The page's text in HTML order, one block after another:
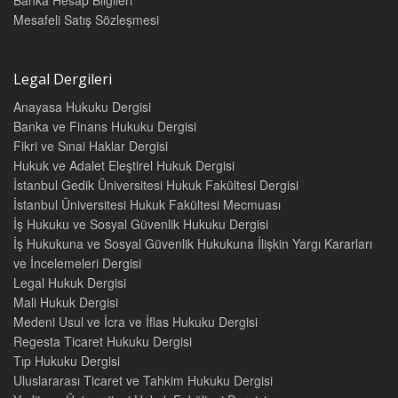
D. Değerlendirme 51
1. Belirli Bir Hareket Tarzına (Girişim, Teşebbüs) Yöneltmek
Kavramı 53
2. Garanti Alanın Hareket Tarzı
3. Garanti Alanı Sevk ve Teşvik Etme Amacı
B. Garanti Alanın Yöneltilmiş Olduğu Hareket Tarzı Nedeniyle
Ortaya Çıkacak Riski Üstlenmesi Unsuru 58
1. Risk (Riziko, Tehlike) Kavramı ve Kapsamı 58
2. Riskin Belirli ya da Belirlenebilir Olması 62
3. Kaza ve Beklenmeyen Haller ile İlliyet Bağını Kesen Haller
4. Riskin Sonradan Artması (Ağırlaşması) 68
C. Asıl Sözleşmeden Bağımsız Yükümlülük Altına Girilmesi
Unsuru 70
1. Bağımsızlığın Bir Sonucu Olarak Asıl Sözleşmeden Doğan Def’i
ve İtirazların İleri Sürülememesi 75
2. Bağlı (Murtabıt) Garanti Sözleşmeleri 77
D. İvaz Unsuru 79
VI. GARANTİ SÖZLEŞMESİNİN GEÇERLİLİK KOŞULLARI
A. Genel Olarak
83
B. Hukuki İşlem Ehliyeti 84
Mesafeli Satış Sözleşmesi
Legal Dergileri
Anayasa Hukuku Dergisi
Banka ve Finans Hukuku Dergisi
Fikri ve Sınai Haklar Dergisi
Hukuk ve Adalet Eleştirel Hukuk Dergisi
İstanbul Gedik Üniversitesi Hukuk Fakültesi Dergisi
İstanbul Üniversitesi Hukuk Fakültesi Mecmuası
İş Hukuku ve Sosyal Güvenlik Hukuku Dergisi
İş Hukukuna ve Sosyal Güvenlik Hukukuna İlişkin Yargı Kararları
ve İncelemeleri Dergisi
Legal Hukuk Dergisi
Mali Hukuk Dergisi
Medeni Usul ve İcra ve İflas Hukuku Dergisi
Regesta Ticaret Hukuku Dergisi
Tıp Hukuku Dergisi
Uluslararası Ticaret ve Tahkim Hukuku Dergisi